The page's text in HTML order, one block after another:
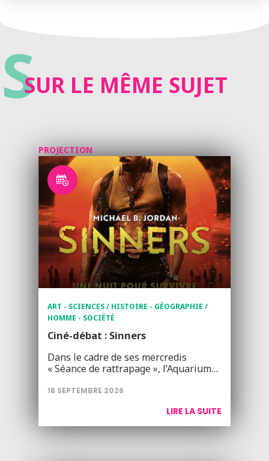
SSUR LE MÊME SUJET
PROJECTION
ART - SCIENCES / HISTOIRE - GÉOGRAPHIE /
HOMME - SOCIÉTÉ
Ciné-débat : Sinners
Dans le cadre de ses mercredis
« Séance de rattrapage », l’Aquarium…
16 SEPTEMBRE 2026
LIRE LA SUITE